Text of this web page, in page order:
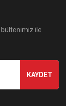
bültenimiz ile
KAYDET